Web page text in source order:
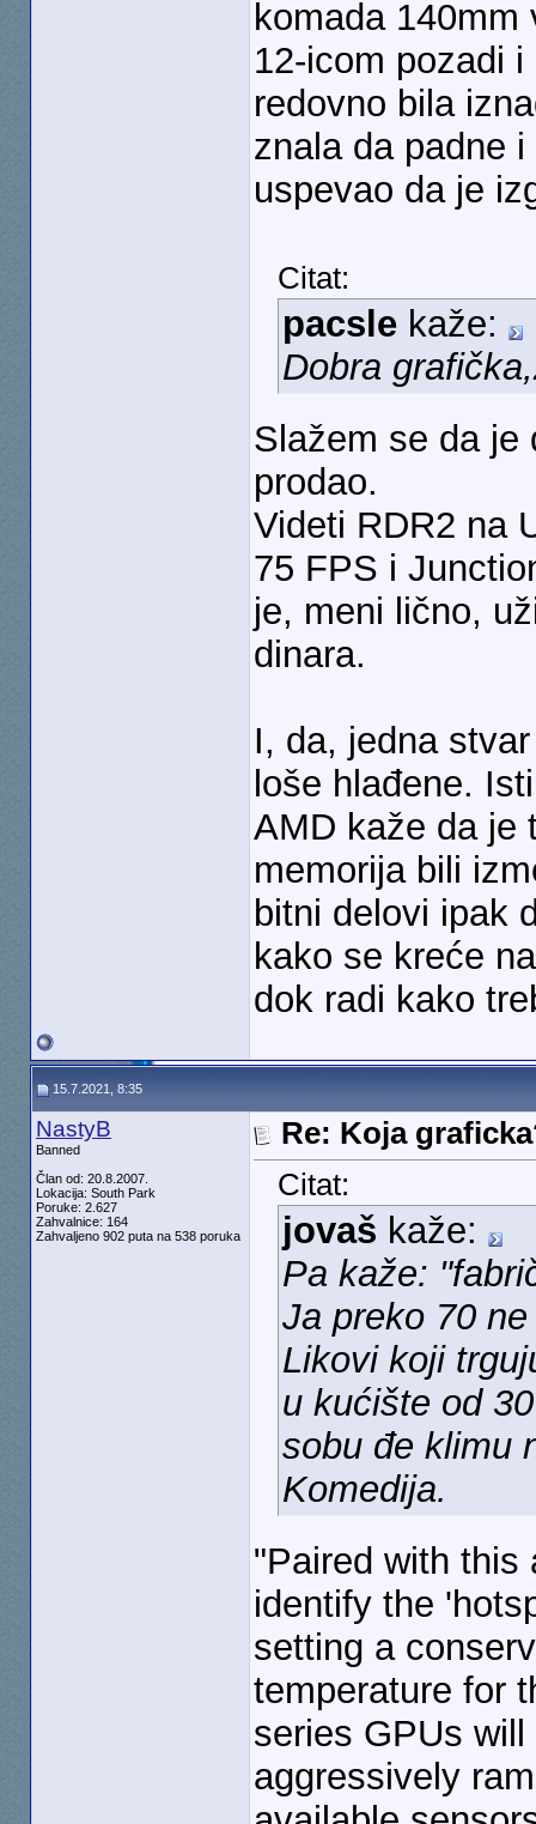
komada
12-icom pozadi
redovno bila
znala da padne
uspevao da je
Citat:
pacslekaže:
Dobra
Slažem se da je
prodao.
Videti RDR2 na
75 FPS i
je, meni lično,
dinara.
I, da, jedna
loše hlađene.
AMD kaže da je
memorija bili
bitni delovi ipak
kako se kreće
dok radi kako
15.7.2021, 8:35
NastyB
Banned
Član od: 20.8.2007.
Lokacija: South Park
Poruke: 2.627
Zahvalnice: 164
Zahvaljeno 902 puta na 538 poruka
Re: Koja
Citat:
jovaš kaže:
Pa kaže:
Ja preko 70
Likovi koji
u kućište od
sobu đe klimu
Komedija.
"Paired with this
identify the
setting a
temperature for
series GPUs
aggressively